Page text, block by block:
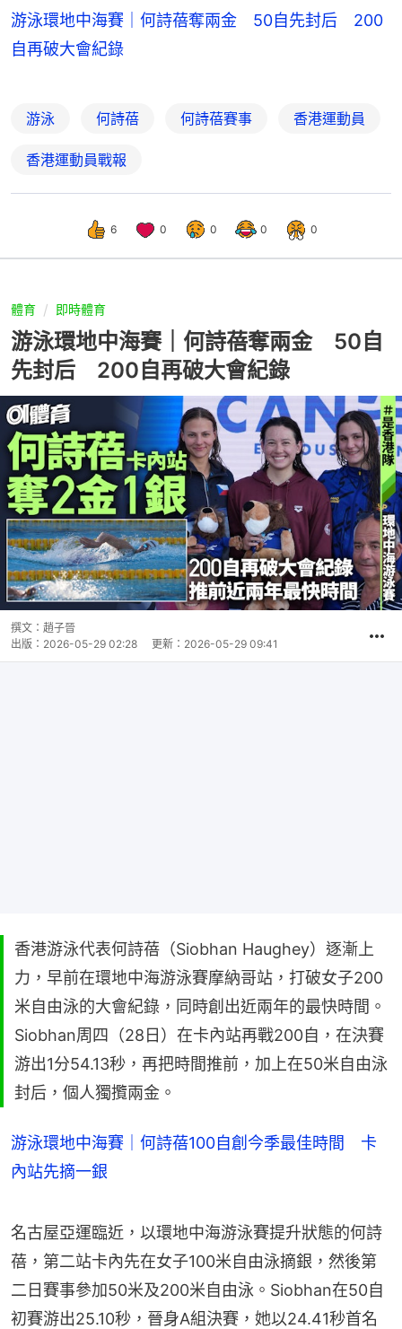
游泳環地中海賽｜何詩蓓奪兩金 50自先封后 200
自再破大會紀錄
游泳 何詩蓓 何詩蓓賽事 香港運動員
香港運動員戰報
6 0 0 0 0
體育 即時體育
游泳環地中海賽｜何詩蓓奪兩金 50自
先封后 200自再破大會紀錄
撰文： 趙子晉
出版： 2026-05-29 02:28 更新： 2026-05-29 09:41
香港游泳代表何詩蓓（Siobhan Haughey）逐漸上
力，早前在環地中海游泳賽摩納哥站，打破女子200
米自由泳的大會紀錄，同時創出近兩年的最快時間。
Siobhan周四（28日）在卡內站再戰200自，在決賽
游出1分54.13秒，再把時間推前，加上在50米自由泳
封后，個人獨攬兩金。
游泳環地中海賽｜何詩蓓100自創今季最佳時間 卡
內站先摘一銀
名古屋亞運臨近，以環地中海游泳賽提升狀態的何詩
蓓，第二站卡內先在女子100米自由泳摘銀，然後第
二日賽事參加50米及200米自由泳。Siobhan在50自
初賽游出25.10秒，晉身A組決賽，她以24.41秒首名